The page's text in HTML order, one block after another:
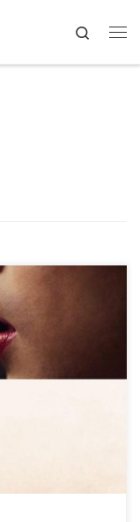
Search
largos y llega el
junio fecha en la
que las calles de